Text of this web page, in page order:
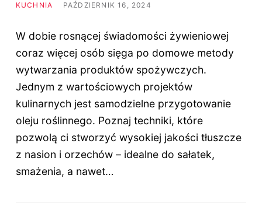
KUCHNIA PAŹDZIERNIK 16, 2024
W dobie rosnącej świadomości żywieniowej
coraz więcej osób sięga po domowe metody
wytwarzania produktów spożywczych.
Jednym z wartościowych projektów
kulinarnych jest samodzielne przygotowanie
oleju roślinnego. Poznaj techniki, które
pozwolą ci stworzyć wysokiej jakości tłuszcze
z nasion i orzechów – idealne do sałatek,
smażenia, a nawet…